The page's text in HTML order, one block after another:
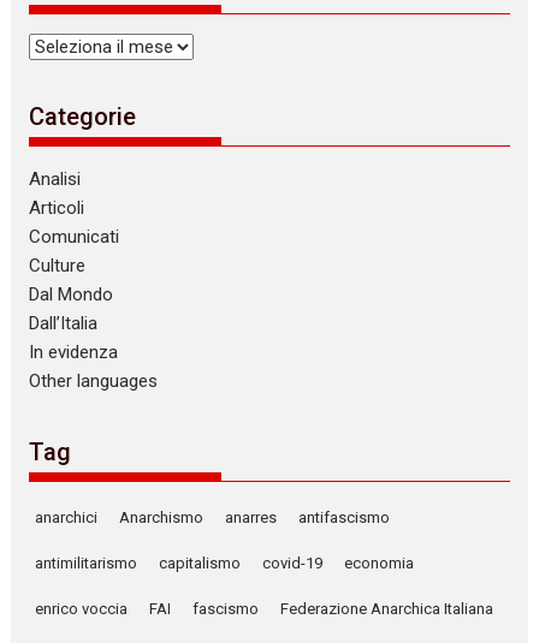
Archivi
Categorie
Analisi
Articoli
Comunicati
Culture
Dal Mondo
Dall’Italia
In evidenza
Other languages
Tag
anarchici Anarchismo anarres antifascismo
antimilitarismo capitalismo covid-19 economia
enrico voccia FAI fascismo Federazione Anarchica Italiana